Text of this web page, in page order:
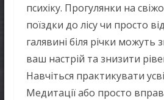
психіку. Прогулянки на
поїздки до лісу чи просто
галявині біля річки можуть
ваш настрій та знизити
Навчіться практикувати
Медитації або просто